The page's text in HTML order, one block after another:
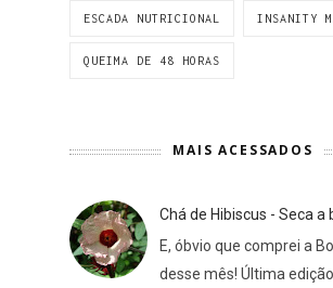
ESCADA NUTRICIONAL INSANITY
QUEIMA DE 48 HORAS
MAIS ACESSADOS
Chá de Hibiscus - Seca a
E, óbvio que comprei a
desse mês! Última